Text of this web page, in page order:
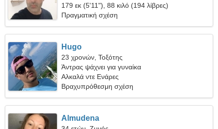
179 εκ (5'11"), 88 κιλό (194 λίβρες)
Πραγματική σχέση
Hugo
23 χρονών, Τοξότης
Άντρας ψάχνει για γυναίκα
Αλκαλά ντε Ενάρες
Βραχυπρόθεσμη σχέση
Almudena